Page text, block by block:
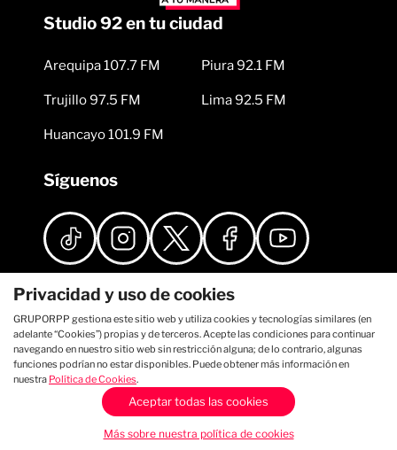
Studio 92 en tu ciudad
Arequipa 107.7 FM
Trujillo 97.5 FM
Huancayo 101.9 FM
Piura 92.1 FM
Lima 92.5 FM
Síguenos
Auditado por: Comscore Asociado a: IAB Perú Licenciado por: APDAYC
Privacidad y uso de cookies
GRUPORPP gestiona este sitio web y utiliza cookies y tecnologías similares (en
adelante “Cookies”) propias y de terceros. Acepte las condiciones para continuar
navegando en nuestro sitio web sin restricción alguna; de lo contrario, algunas
funciones podrían no estar disponibles. Puede obtener más información en
nuestra Política de Cookies.
Aceptar todas las cookies
Más sobre nuestra política de cookies